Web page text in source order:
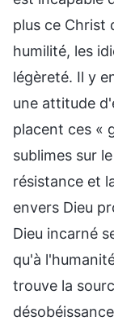
plus ce Christ
humilité, les
légèreté. Il y
une attitude
placent ces «
sublimes sur
résistance et
envers Dieu
Dieu incarné
qu'à
trouve la